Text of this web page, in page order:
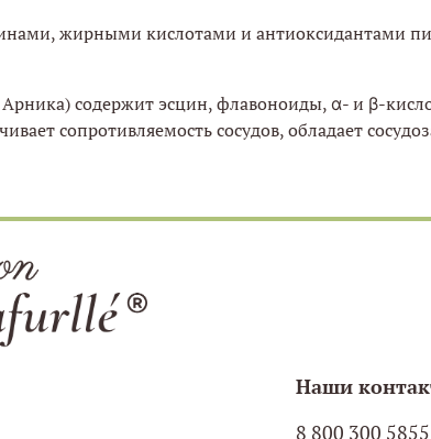
жирными кислотами и антиоксидантами
содержит эсцин, флавоноиды, α- и β-
сопротивляемость сосудов, обладает
Наши
8 800 300 5855